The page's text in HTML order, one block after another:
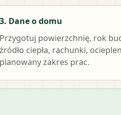
3. Dane o domu
Przygotuj powierzchnię, rok
źródło ciepła, rachunki,
planowany zakres prac.